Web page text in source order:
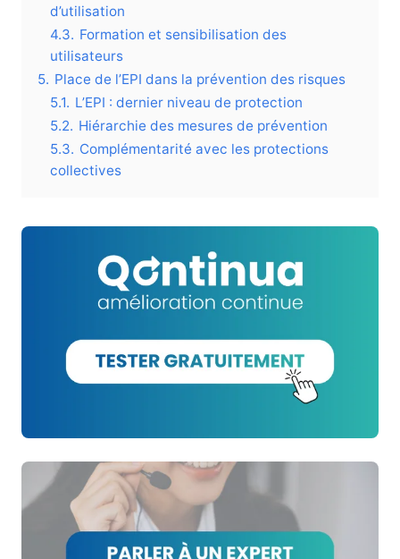
d’utilisation
4.3. Formation et sensibilisation des
utilisateurs
5. Place de l’EPI dans la prévention des risques
5.1. L’EPI : dernier niveau de protection
5.2. Hiérarchie des mesures de prévention
5.3. Complémentarité avec les protections
collectives